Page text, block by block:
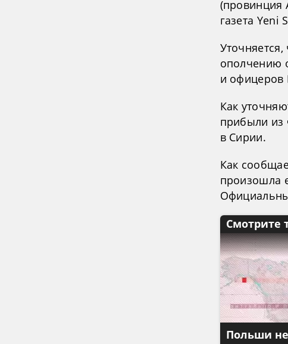
(провинция
газета Yeni
ополчению
и офицеров
Как
прибыли из
в Сирии.
Как
произошла
Смотрите
Польши